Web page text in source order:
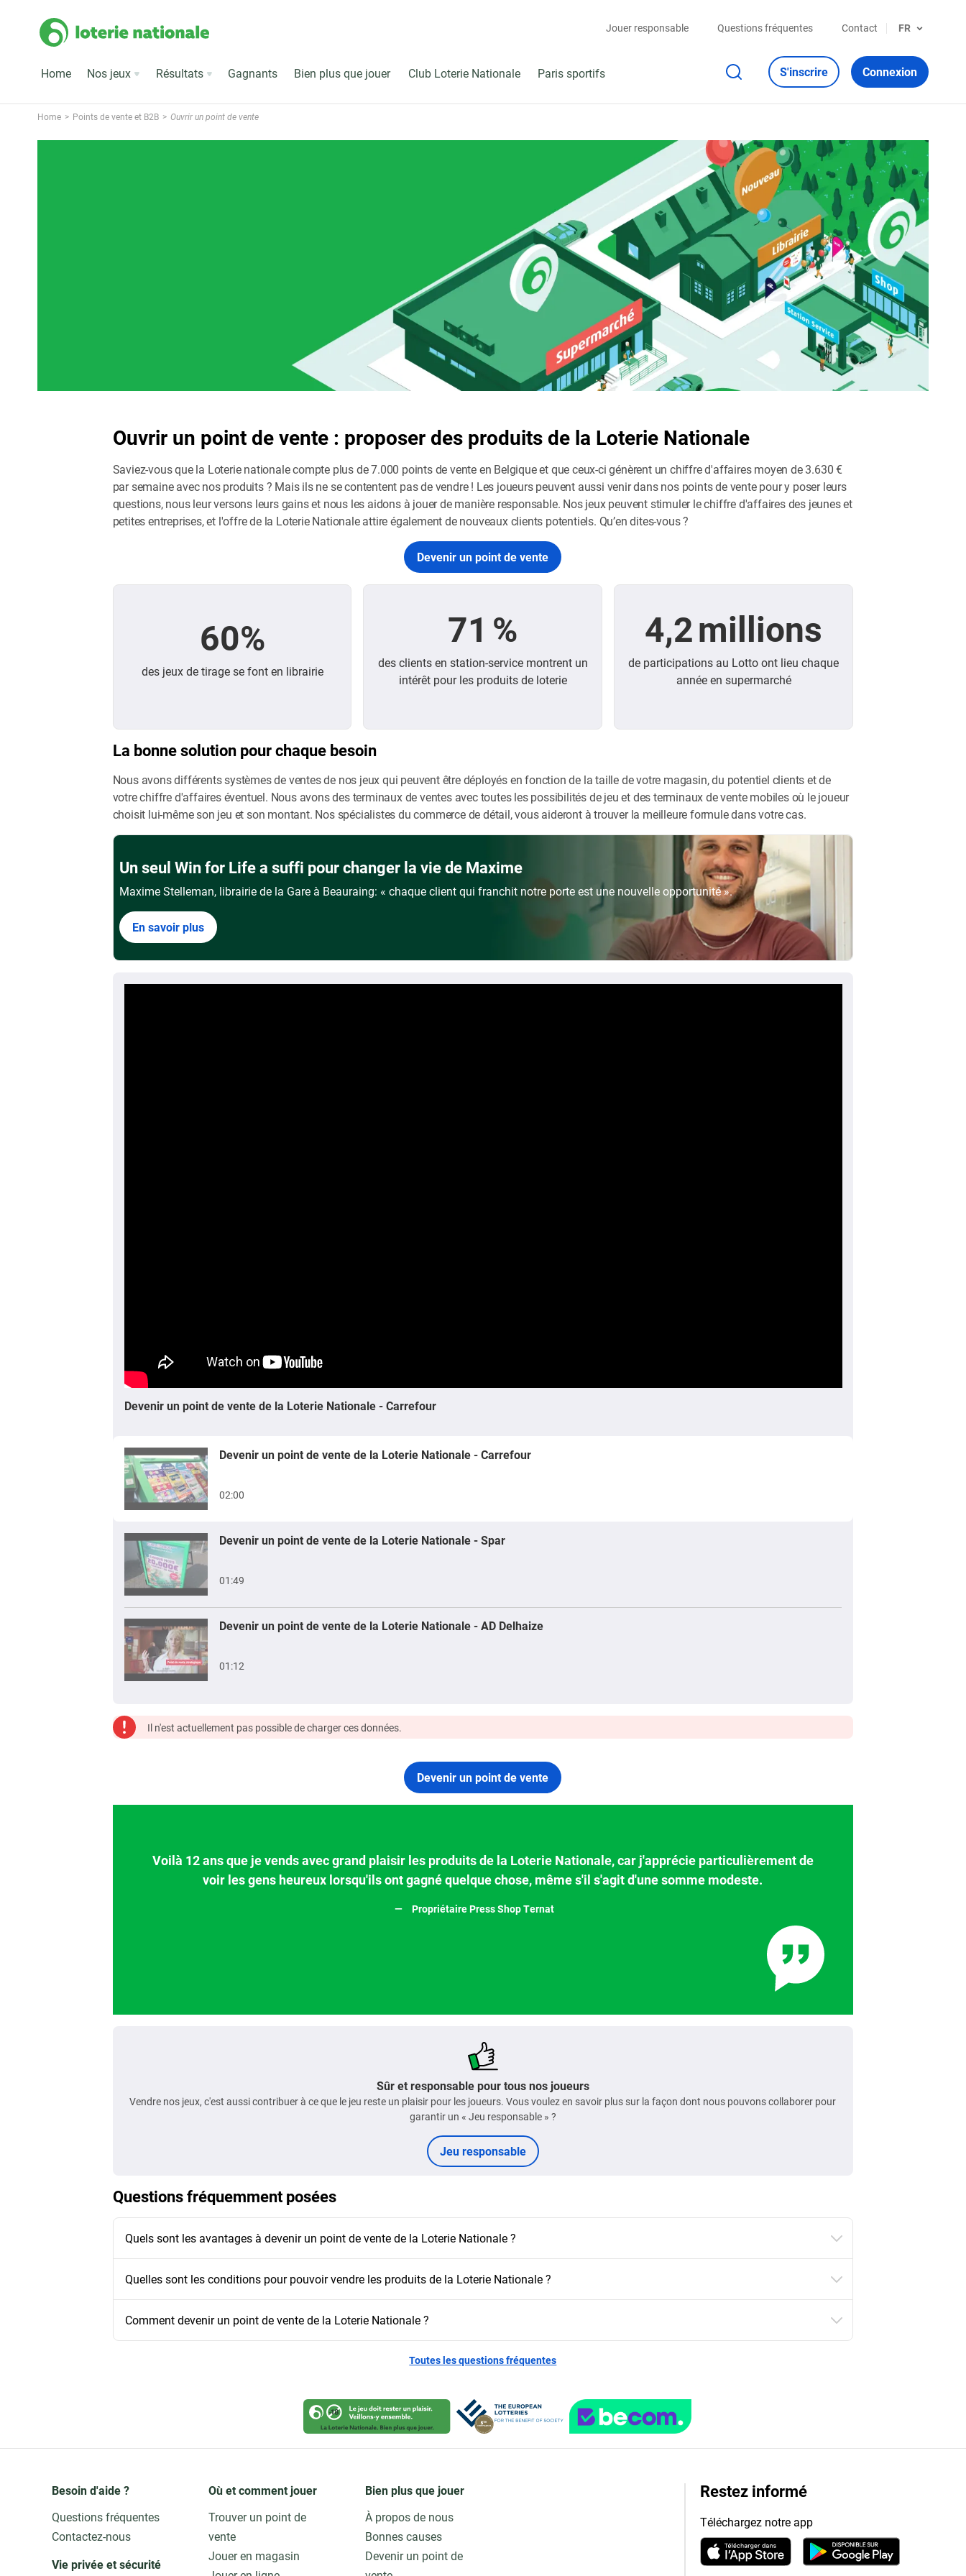
Jouer responsable Questions fréquentes Contact FR
Home Nos jeux Résultats Gagnants Bien plus que jouer Club Loterie Nationale Paris sportifs S'inscrire Connexion
Home Points de vente et B2B Ouvrir un point de vente
Ouvrir un point de vente : proposer des produits de la Loterie Nationale
Saviez-vous que la Loterie nationale compte plus de 7.000 points de vente en Belgique et que ceux-ci génèrent un chiffre d'affaires moyen de 3.630 €
par semaine avec nos produits ? Mais ils ne se contentent pas de vendre ! Les joueurs peuvent aussi venir dans nos points de vente pour y poser leurs
questions, nous leur versons leurs gains et nous les aidons à jouer de manière responsable. Nos jeux peuvent stimuler le chiffre d'affaires des jeunes et
petites entreprises, et l'offre de la Loterie Nationale attire également de nouveaux clients potentiels. Qu’en dites-vous ?
Devenir un point de vente
60%
des jeux de tirage se font en librairie
71 %
des clients en station-service montrent un
intérêt pour les produits de loterie
4,2 millions
de participations au Lotto ont lieu chaque
année en supermarché
La bonne solution pour chaque besoin
Nous avons différents systèmes de ventes de nos jeux qui peuvent être déployés en fonction de la taille de votre magasin, du potentiel clients et de
votre chiffre d'affaires éventuel. Nous avons des terminaux de ventes avec toutes les possibilités de jeu et des terminaux de vente mobiles où le joueur
choisit lui-même son jeu et son montant. Nos spécialistes du commerce de détail, vous aideront à trouver la meilleure formule dans votre cas.
Un seul Win for Life a suffi pour changer la vie de Maxime
Maxime Stelleman, librairie de la Gare à Beauraing: « chaque client qui franchit notre porte est une nouvelle opportunité ».
En savoir plus
Devenir un point de vente de la Loterie Nationale - Carrefour
Devenir un point de vente de la Loterie Nationale - Carrefour
02:00
Devenir un point de vente de la Loterie Nationale - Spar
01:49
Devenir un point de vente de la Loterie Nationale - AD Delhaize
01:12
Il n'est actuellement pas possible de charger ces données.
Devenir un point de vente
Voilà 12 ans que je vends avec grand plaisir les produits de la Loterie Nationale, car j'apprécie particulièrement de
voir les gens heureux lorsqu'ils ont gagné quelque chose, même s'il s'agit d'une somme modeste.
Propriétaire Press Shop Ternat
Sûr et responsable pour tous nos joueurs
Vendre nos jeux, c'est aussi contribuer à ce que le jeu reste un plaisir pour les joueurs. Vous voulez en savoir plus sur la façon dont nous pouvons collaborer pour
garantir un « Jeu responsable » ?
Jeu responsable
Questions fréquemment posées
Quels sont les avantages à devenir un point de vente de la Loterie Nationale ?
Quelles sont les conditions pour pouvoir vendre les produits de la Loterie Nationale ?
Comment devenir un point de vente de la Loterie Nationale ?
Toutes les questions fréquentes
Besoin d'aide ?
Questions fréquentes
Contactez-nous
Vie privée et sécurité
Où et comment jouer
Trouver un point de
vente
Jouer en magasin
Bien plus que jouer
À propos de nous
Bonnes causes
Devenir un point de
Restez informé
Téléchargez notre app